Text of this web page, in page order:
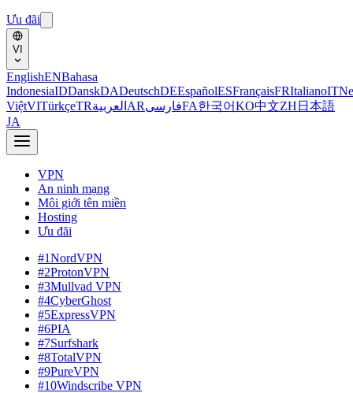
Ưu đãi
VI
EnglishENBahasa
IndonesiaIDDanskDADeutschDEEspañolESFrançaisFRItalianoIT
ViệtVITürkçeTRالعربية ARفارسیFA한국어KO中文ZH 日本語
JA
VPN
An ninh mạng
Môi giới tên miền
Hosting
Ưu đãi
#1NordVPN
#2ProtonVPN
#3Mullvad VPN
#4CyberGhost
#5ExpressVPN
#6PIA
#7Surfshark
#8TotalVPN
#9PureVPN
#10Windscribe VPN